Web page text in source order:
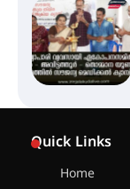
Quick Links
Home